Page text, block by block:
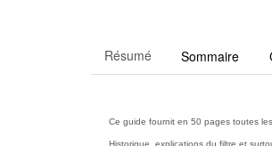
Résumé Sommaire
Ce guide fournit en 50 pages toutes
Historique, explications du filtre et